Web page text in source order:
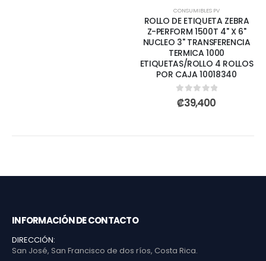
CONSUMIBLES PV
ROLLO DE ETIQUETA ZEBRA
Z-PERFORM 1500T 4" X 6"
NUCLEO 3" TRANSFERENCIA
TERMICA 1000
ETIQUETAS/ROLLO 4 ROLLOS
POR CAJA 10018340
0out of 5
₡39,400
INFORMACIÓN DE CONTACTO
DIRECCIÓN:
San José, San Francisco de dos ríos, Costa Rica.